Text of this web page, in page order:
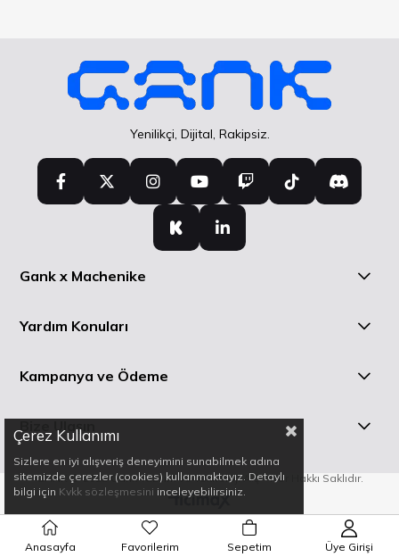
Yenilikçi, Dijital, Rakipsiz.
Gank x Machenike
Yardım Konuları
Kampanya ve Ödeme
Bize Ulaşın
GANK © 2025 Gank Yazılım ve Teknoloji A.Ş - Her Hakkı Saklıdır.
Çerez Kullanımı
Sizlere en iyi alışveriş deneyimini sunabilmek adına
sitemizde çerezler (cookies) kullanmaktayız. Detaylı
bilgi için Kvkk sözleşmesini inceleyebilirsiniz.
Anasayfa Favorilerim Sepetim Üye Girişi